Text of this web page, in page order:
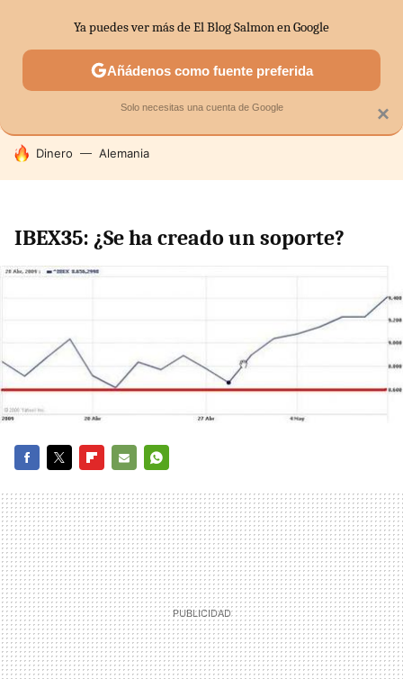
SECTORES ECONOMÍA DOMÉSTICA MERCADOS
HOY SE HABLA DE
Dinero Alemania
IBEX35: ¿Se ha creado un soporte?
MAIL
×
Ya puedes ver más de El Blog Salmon en Google
Añádenos como fuente preferida
Solo necesitas una cuenta de Google